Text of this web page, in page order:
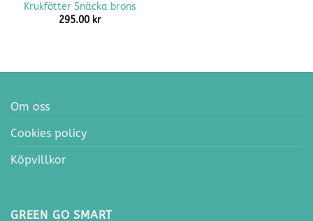
Krukfötter Snäcka brons
295.00 kr
Om oss
Cookies policy
Köpvillkor
GREEN GO SMART